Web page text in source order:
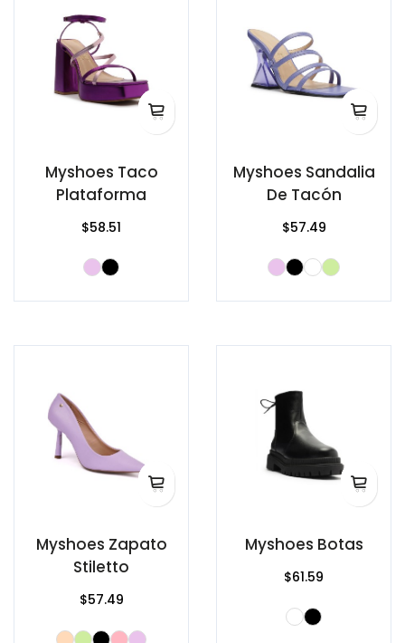
Myshoes Taco
Plataforma
$58.51
Myshoes Sandalia
De Tacón
$57.49
Myshoes Zapato
Stiletto
$57.49
Myshoes Botas
$61.59